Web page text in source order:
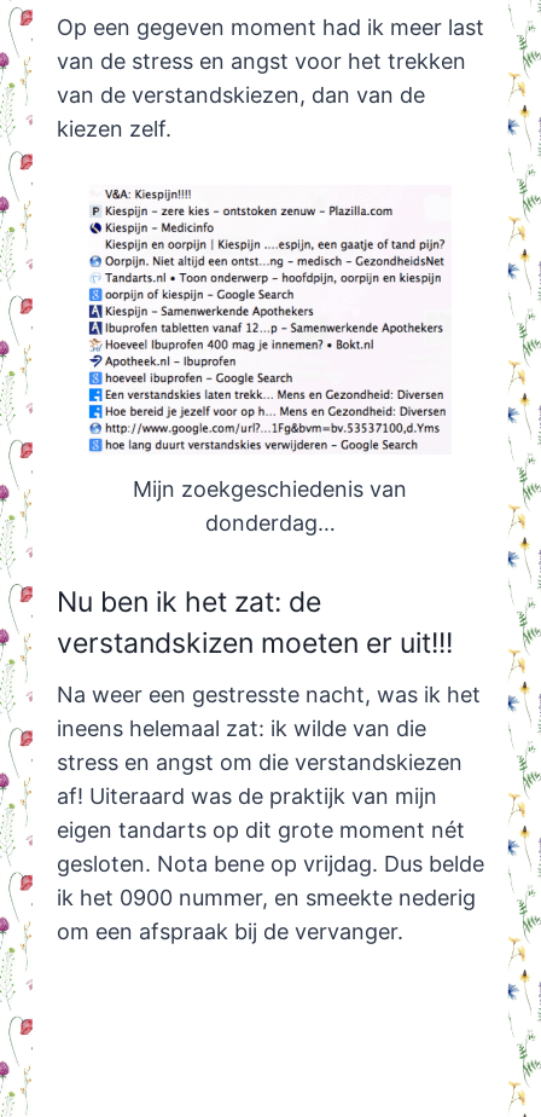
Op een gegeven moment had ik meer last
van de stress en angst voor het trekken
van de verstandskiezen, dan van de
kiezen zelf.
Mijn zoekgeschiedenis van
donderdag…
Nu ben ik het zat: de
verstandskizen moeten er uit!!!
Na weer een gestresste nacht, was ik het
ineens helemaal zat: ik wilde van die
stress en angst om die verstandskiezen
af! Uiteraard was de praktijk van mijn
eigen tandarts op dit grote moment nét
gesloten. Nota bene op vrijdag. Dus belde
ik het 0900 nummer, en smeekte nederig
om een afspraak bij de vervanger.